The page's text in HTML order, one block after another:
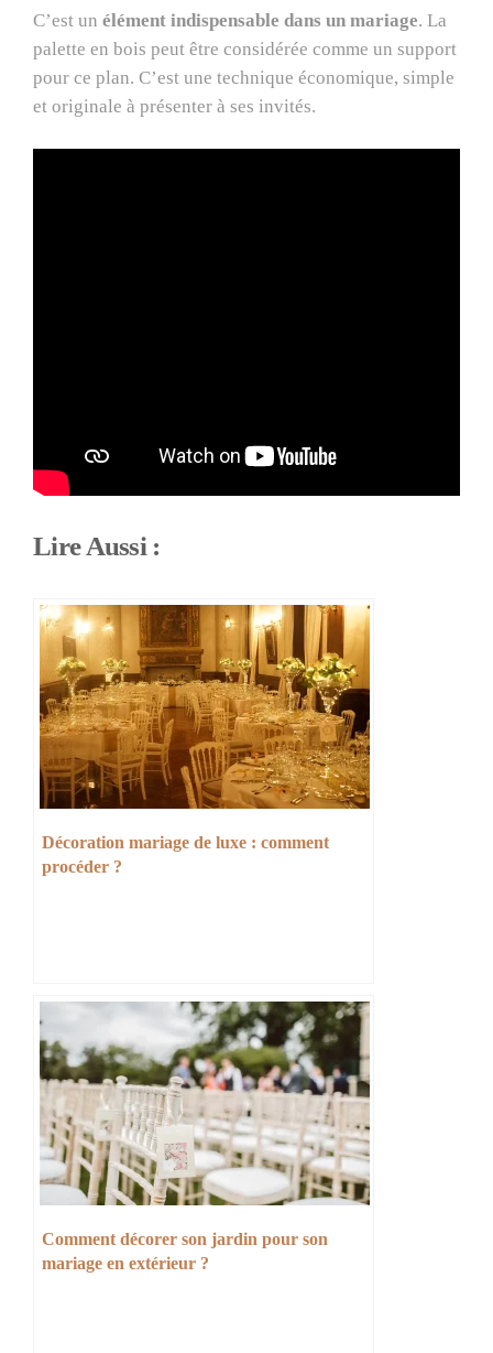
C’est un élément indispensable dans un mariage. La
palette en bois peut être considérée comme un support
pour ce plan. C’est une technique économique, simple
et originale à présenter à ses invités.
Lire Aussi :
Décoration mariage de luxe : comment
procéder ?
Comment décorer son jardin pour son
mariage en extérieur ?